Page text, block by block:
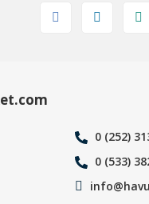
0 (252)
0 (533)